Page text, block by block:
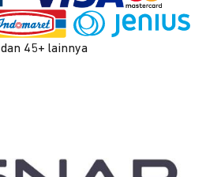
dan 45+ lainnya